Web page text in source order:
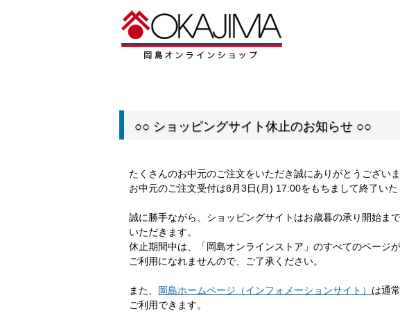
○○ ショッピングサイト休止のお知らせ ○○
たくさんのお中元のご注文をいただき誠にありがとうございま
お中元のご注文受付は8月3日(月) 17:00をもちまして終了いた
誠に勝手ながら、ショッピングサイトはお歳暮の承り開始ま
いただきます。
休止期間中は、「岡島オンラインストア」のすべてのページが
ご利用になれませんので、ご了承ください。
また、 岡島ホームページ（インフォメーションサイト） は通
ご利用できます。